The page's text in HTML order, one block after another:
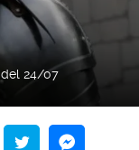
del 24/07